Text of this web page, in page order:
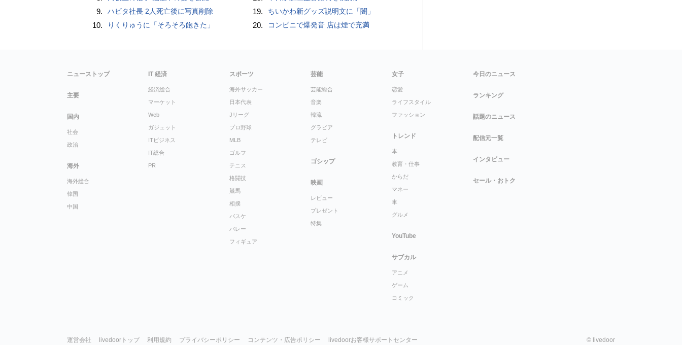
9. ハビタ社長 2人死亡後に写真削除
10. りくりゅうに「そろそろ飽きた」
19. ちいかわ新グッズ説明文に「闇」
20. コンビニで爆発音 店は煙で充満
ニューストップ
主要
国内
社会
政治
海外
海外総合
韓国
中国
IT 経済
経済総合
マーケット
Web
ガジェット
ITビジネス
IT総合
PR
スポーツ
海外サッカー
日本代表
Jリーグ
プロ野球
MLB
ゴルフ
テニス
格闘技
競馬
相撲
バスケ
バレー
フィギュア
芸能
芸能総合
音楽
韓流
グラビア
テレビ
ゴシップ
映画
レビュー
プレゼント
特集
女子
恋愛
ライフスタイル
ファッション
トレンド
本
教育・仕事
からだ
マネー
車
グルメ
YouTube
サブカル
アニメ
ゲーム
コミック
今日のニュース
ランキング
話題のニュース
配信元一覧
インタビュー
セール・おトク
運営会社 livedoorトップ 利用規約 プライバシーポリシー コンテンツ・広告ポリシー livedoorお客様サポートセンター © livedoor